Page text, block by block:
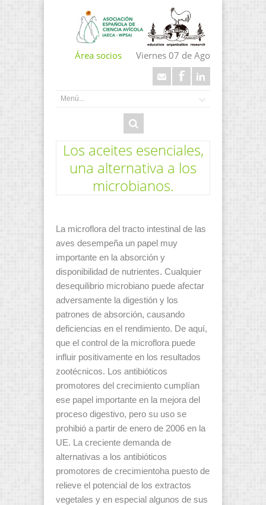
Área socios Viernes 07 de Ago
Los aceites esenciales,
una alternativa a los
microbianos.
La microflora del tracto intestinal de las
aves desempeña un papel muy
importante en la absorción y
disponibilidad de nutrientes. Cualquier
desequilibrio microbiano puede afectar
adversamente la digestión y los
patrones de absorción, causando
deficiencias en el rendimiento. De aquí,
que el control de la microflora puede
influir positivamente en los resultados
zootécnicos. Los antibióticos
promotores del crecimiento cumplían
ese papel importante en la mejora del
proceso digestivo, pero su uso se
prohibió a partir de enero de 2006 en la
UE. La creciente demanda de
alternativas a los antibióticos
promotores de crecimientoha puesto de
relieve el potencial de los extractos
vegetales y en especial algunos de sus